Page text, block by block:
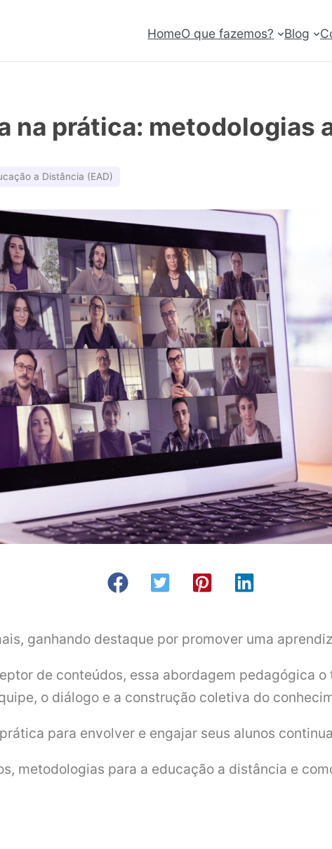
HomeO que fazemos? Blog
na prática: metodologias
a Distância (EAD)
ganhando destaque por promover uma
de conteúdos, essa abordagem pedagógica
o diálogo e a construção coletiva do
para envolver e engajar seus alunos
metodologias para a educação a distância e